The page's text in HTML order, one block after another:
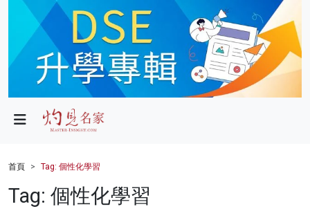
政局
財經
首頁 Tag: 個性化學習
Tag: 個性化學習